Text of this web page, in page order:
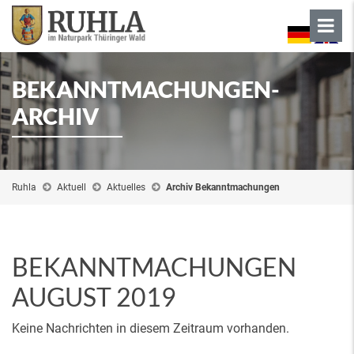
BEKANNTMACHUNGEN-
ARCHIV
Ruhla Aktuell Aktuelles Archiv Bekanntmachungen
BEKANNTMACHUNGEN
AUGUST 2019
Keine Nachrichten in diesem Zeitraum vorhanden.